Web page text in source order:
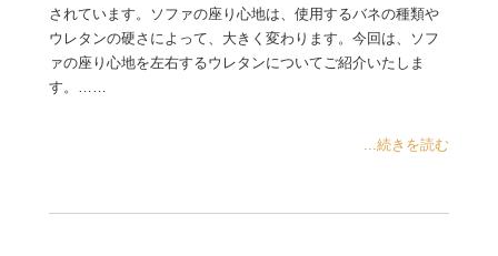
されています。ソファの座り心地は、使用するバネの種類や
ウレタンの硬さによって、大きく変わります。今回は、ソフ
ァの座り心地を左右するウレタンについてご紹介いたしま
す。……
...続きを読む